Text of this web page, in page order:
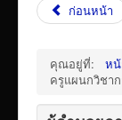
ก่อนหน้า
คุณอยู่ที่: หน้
ครูแผนกวิชา